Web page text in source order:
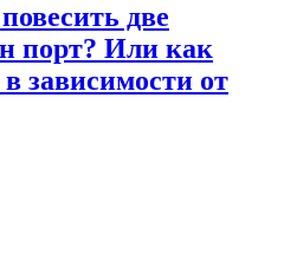
две
порт? Или как
зависимости от